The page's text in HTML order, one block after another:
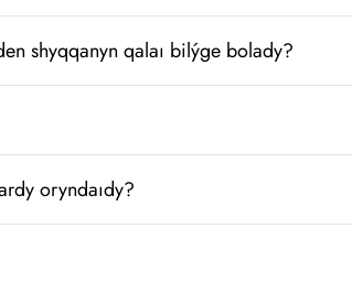
shyqqanyn qalaı bilýge bolady?
oryndaıdy?